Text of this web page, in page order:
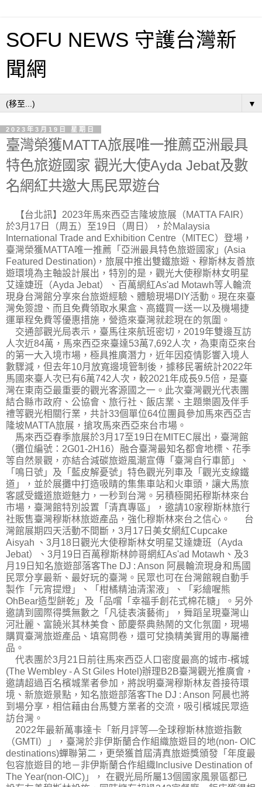
SOFU NEWS 守護台灣新
聞網
▼
2023年3月19日 星期日
臺灣榮獲MATTA旅展唯一推薦亞洲最具
特色旅遊國家 觀光大使Ayda Jebat及數
名網紅共邀大馬民眾遊台
【台北訊】2023年馬來西亞吉隆坡旅展（MATTA FAIR）
於3月17日（周五）至19日（周 日），於Malaysia
International Trade and Exhibition Centre（MITEC）登場，
臺灣榮獲MATTA唯一推薦「亞洲最具特色旅遊國家」(Asia
Featured Destination)，旅展中推出雙鐵旅遊、穆斯林友善旅
遊環境為主軸設計展出，特別的是，觀光大使穆斯林女明星
艾達婕班（Ayda Jebat）、百萬網紅As'ad Motawh等人輪流
現身台灣館分享來台旅遊經驗、體驗現場DIY活動。現在來臺
灣免簽證、而且免費領取水果盒、高鐵買一送一以及機場捷
運單程免費等優惠措施，營造來臺灣就趁現在的氛圍。
交通部觀光局表示，臺馬往來航班密切，2019年雙邊互訪
人次近84萬，馬來西亞來臺達53萬7,692人次，為東南亞來台
的第一大入境市場，極具推廣潛力，近年因疫情影響入境人
數驟減，但去年10月放寬邊境管制後，據移民署統計2022年
馬國來臺人次已有6萬742人次，較2021年成長9.5倍，是臺
灣在東南亞最重要的觀光客源國之一。此次臺灣觀光代表團
結合縣市政府、公協會、旅行社、飯店業、主題樂園及伴手
禮等觀光相關行業，共計33個單位64位團員參加馬來西亞吉
隆坡MATTA旅展，搶攻馬來西亞來台市場。
馬來西亞春季旅展於3月17至19日在MITEC展出，臺灣館
（攤位編號：2G01-2H16）融合臺灣最知名都會地標、花季
等自然景觀，亦結合減碳旅遊風潮宣傳「臺灣自行車節」、
「鳴日號」及「藍皮解憂號」特色觀光列車及「觀光支線鐵
道」，並於展攤中打造吸睛的集集車站和火車頭，讓大馬旅
客感受鐵道旅遊魅力，一秒到台灣。另積極開拓穆斯林來台
市場，臺灣館特別設置「清真專區」，邀請10家穆斯林旅行
社販售臺灣穆斯林旅遊產品，強化穆斯林來台之信心。 台
灣館展期四天活動不間斷，3月17日美女網紅Cupcake
Aisyah 、3月18日觀光大使穆斯林女明星艾達婕班（Ayda
Jebat）、3月19日百萬穆斯林帥哥網紅As'ad Motawh、及3
月19日知名旅遊部落客The DJ : Anson 阿晨輪流現身和馬國
民眾分享最新、最好玩的臺灣。民眾也可在台灣館親自動手
製作「元宵提燈」、「柑橘精油清潔液」、「彩繪喔熊
OhBear造型餅乾」及「品嚐「幸福手創花式棉花糖」。另外
邀請到國際得獎無數之「凡徒表演藝術」，舞蹈呈現臺灣山
河壯麗、富饒米其林美食、節慶祭典熱鬧的文化氛圍，現場
購買臺灣旅遊產品、填寫問卷，還可兌換精美實用的專屬禮
品。
代表團於3月21日前往馬來西亞人口密度最高的城市-檳城
(The Wembley - A St Giles Hotel)辦理B2B臺灣觀光推廣會，
邀請超過百名檳城業者參加，將說明臺灣穆斯林友善接待環
境、新旅遊景點，知名旅遊部落客The DJ : Anson 阿晨也將
到場分享，相信藉由台馬雙方業者的交流，吸引檳城民眾造
訪台灣。
2022年最新萬事達卡「新月評等—全球穆斯林旅遊指數
（GMTI）」，臺灣於非伊斯蘭合作組織旅遊目的地(non- OIC
destinations)蟬聯第二，更榮獲首屆清真旅遊獎頒發「年度最
包容旅遊目的地－非伊斯蘭合作組織Inclusive Destination of
The Year(non-OIC)」， 在觀光局所屬13個國家風景區都已